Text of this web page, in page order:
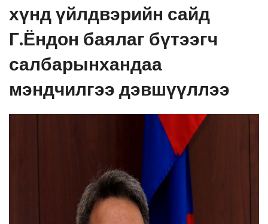
хүнд үйлдвэрийн сайд
Г.Ёндон баялаг бүтээгч
салбарынхандаа
мэндчилгээ дэвшүүллээ